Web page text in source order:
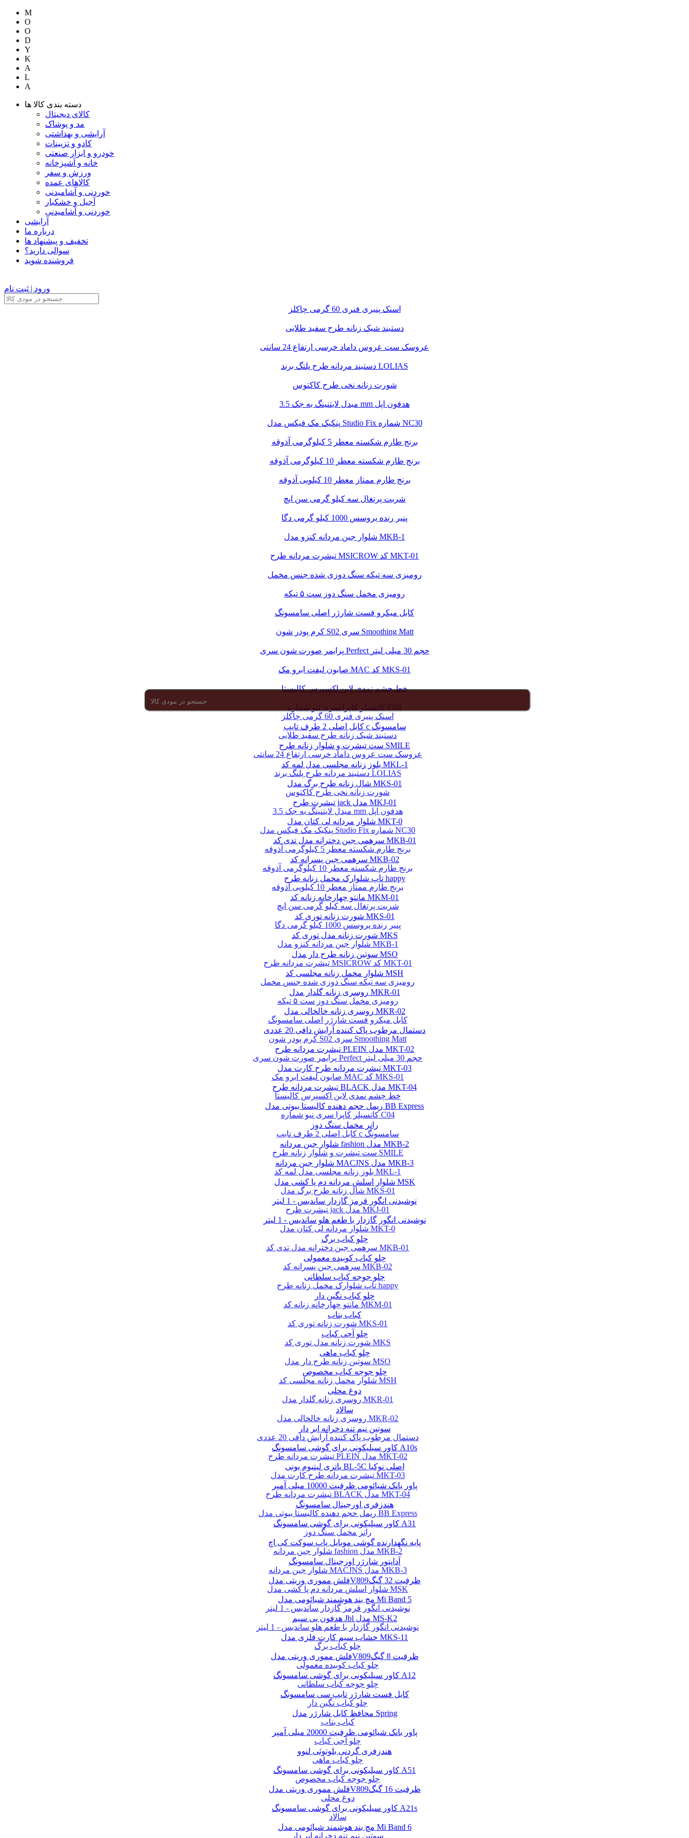
اسنک پنیری فنری 60 گرمی چاکلز
دستبند شیک زنانه طرح سفید طلایی
عروسک ست عروس داماد خرسی ارتفاع 24 سانتی
دستبند مردانه طرح پلنگ برند LOLIAS
شورت زنانه نخی طرح کاکتوس
مبدل لایتنینگ به جک 3.5 mm هدفون اپل
پنکیک مک فیکس مدل Studio Fix شماره NC30
برنج طارم شکسته معطر 5 کیلوگرمی آذوقه
برنج طارم شکسته معطر 10 کیلوگرمی آذوقه
برنج طارم ممتاز معطر 10 کیلویی آذوقه
شربت پرتغال سه کیلو گرمی سن ایچ
پنیر رنده پروسس 1000 کیلو گرمی دگا
شلوار جین مردانه کنزو مدل MKB-1
تیشرت مردانه طرح MSICROW کد MKT-01
رومیزی سه تیکه سنگ دوزی شده جنس مخمل
رومیزی مخمل سنگ دوز ست ۵ تیکه
کابل میکرو فست شارژر اصلی سامسونگ
کرم پودر شون S02 سری Smoothing Matt
پرایمر صورت شون سری Perfect حجم 30 میلی لیتر
صابون لیفت ابرو مک MAC کد MKS-01
خط چشم نمدی لاین اکسپرس کالیستا
کانسیلر کاپرا سری نیو شماره C04
کابل اصلی 2 طرف تایپ c سامسونگ
ست تیشرت و شلوار زنانه طرح SMILE
بلوز زنانه مجلسی مدل لمه کد MKL-1
شال زنانه طرح برگ مدل MKS-01
تیشرت طرح jack مدل MKJ-01
شلوار مردانه لی کتان مدل MKT-0
سرهمی جین دخترانه مدل تدی کد MKB-01
سرهمی جین پسرانه کد MKB-02
تاپ شلوارک مخمل زنانه طرح happy
مانتو چهارخانه زنانه کد MKM-01
شورت زنانه توری کد MKS-01
شورت زنانه مدل توری کد MKS
سوتین زنانه طرح دار مدل MSO
شلوار مخمل زنانه مجلسی کد MSH
روسری زنانه گلدار مدل MKR-01
روسری زنانه خالخالی مدل MKR-02
دستمال مرطوب پاک کننده آرایش دافی 20 عددی
تیشرت مردانه طرح PLEIN مدل MKT-02
تیشرت مردانه طرح کارت مدل MKT-03
تیشرت مردانه طرح BLACK مدل MKT-04
ریمل حجم دهنده کالیستا بیوتی مدل BB Express
رانر مخمل سنگ دوز
شلوار جین مردانه fashion مدل MKB-2
شلوار جین مردانه MACJNS مدل MKB-3
شلوار اسلش مردانه دم پا کشی مدل MSK
نوشیدنی انگور قرمز گازدار ساندیس - 1 لیتر
نوشیدنی انگور گازدار با طعم هلو ساندیس - 1 لیتر
چلو کباب برگ
چلو کباب کوبیده معمولی
چلو جوجه کباب سلطانی
چلو کباب نگین دار
کباب بناب
چلو آجی کباب
چلو کباب ماهی
چلو جوجه کباب مخصوص
دوغ محلی
سالاد
سوتین نیم تنه دخرانه ابر دار
M
O
O
D
Y
K
A
L
A
دسته بندی کالا ها
کالای دیجیتال
مد و پوشاک
آرایشی و بهداشتی
کادو و تزیینات
خودرو و ابزار صنعتی
خانه و آشپزخانه
ورزش و سفر
کالاهای عمده
خوردنی و آشامیدنی
آجیل و خشکبار
خوردنی و آشامیدنی
آرایشی
درباره ما
تخفیف و پیشنهاد ها
سوالی دارید؟
فروشنده شوید
ورود | ثبت نام
اسنک پنیری فنری 60 گرمی چاکلز
دستبند شیک زنانه طرح سفید طلایی
عروسک ست عروس داماد خرسی ارتفاع 24 سانتی
دستبند مردانه طرح پلنگ برند LOLIAS
شورت زنانه نخی طرح کاکتوس
مبدل لایتنینگ به جک 3.5 mm هدفون اپل
پنکیک مک فیکس مدل Studio Fix شماره NC30
برنج طارم شکسته معطر 5 کیلوگرمی آذوقه
برنج طارم شکسته معطر 10 کیلوگرمی آذوقه
برنج طارم ممتاز معطر 10 کیلویی آذوقه
شربت پرتغال سه کیلو گرمی سن ایچ
پنیر رنده پروسس 1000 کیلو گرمی دگا
شلوار جین مردانه کنزو مدل MKB-1
تیشرت مردانه طرح MSICROW کد MKT-01
رومیزی سه تیکه سنگ دوزی شده جنس مخمل
رومیزی مخمل سنگ دوز ست ۵ تیکه
کابل میکرو فست شارژر اصلی سامسونگ
کرم پودر شون S02 سری Smoothing Matt
پرایمر صورت شون سری Perfect حجم 30 میلی لیتر
صابون لیفت ابرو مک MAC کد MKS-01
خط چشم نمدی لاین اکسپرس کالیستا
کانسیلر کاپرا سری نیو شماره C04
کابل اصلی 2 طرف تایپ c سامسونگ
ست تیشرت و شلوار زنانه طرح SMILE
بلوز زنانه مجلسی مدل لمه کد MKL-1
شال زنانه طرح برگ مدل MKS-01
تیشرت طرح jack مدل MKJ-01
شلوار مردانه لی کتان مدل MKT-0
سرهمی جین دخترانه مدل تدی کد MKB-01
سرهمی جین پسرانه کد MKB-02
تاپ شلوارک مخمل زنانه طرح happy
مانتو چهارخانه زنانه کد MKM-01
شورت زنانه توری کد MKS-01
شورت زنانه مدل توری کد MKS
سوتین زنانه طرح دار مدل MSO
شلوار مخمل زنانه مجلسی کد MSH
روسری زنانه گلدار مدل MKR-01
روسری زنانه خالخالی مدل MKR-02
دستمال مرطوب پاک کننده آرایش دافی 20 عددی
تیشرت مردانه طرح PLEIN مدل MKT-02
تیشرت مردانه طرح کارت مدل MKT-03
تیشرت مردانه طرح BLACK مدل MKT-04
ریمل حجم دهنده کالیستا بیوتی مدل BB Express
رانر مخمل سنگ دوز
شلوار جین مردانه fashion مدل MKB-2
شلوار جین مردانه MACJNS مدل MKB-3
شلوار اسلش مردانه دم پا کشی مدل MSK
نوشیدنی انگور قرمز گازدار ساندیس - 1 لیتر
نوشیدنی انگور گازدار با طعم هلو ساندیس - 1 لیتر
چلو کباب برگ
چلو کباب کوبیده معمولی
چلو جوجه کباب سلطانی
چلو کباب نگین دار
کباب بناب
چلو آجی کباب
چلو کباب ماهی
چلو جوجه کباب مخصوص
دوغ محلی
سالاد
سوتین نیم تنه دخرانه ابر دار
کاور سیلیکونی برای گوشی سامسونگ A10s
باتری لیتیوم یونی BL-5C اصلی نوکیا
پاور بانک شیائومی ظرفیت 10000 میلی آمپر
هندزفری اورجینال سامسونگ
کاور سیلیکونی برای گوشی سامسونگ A31
پایه نگهدارنده گوشی موبایل پاپ سوکت کی اچ
آداپتور شارژر اورجینال سامسونگ
فلش مموری وریتی مدلV809ظرفیت 32 گیگ
مچ بند هوشمند شیائومی مدل Mi Band 5
هدفون بی سیم Jbl مدل MS-K2
خشاب سیم کارت فلزی مدل MKS-11
فلش مموری وریتی مدلV809ظرفیت 8 گیگ
کاور سیلیکونی برای گوشی سامسونگ A12
کابل فست شارژر تایپ سی سامسونگ
محافظ کابل شارژر مدل Spring
پاور بانک شیائومی ظرفیت 20000 میلی آمپر
هندزفری گردنی بلوتوثی لنوو
کاور سیلیکونی برای گوشی سامسونگ A51
فلش مموری وریتی مدلV809ظرفیت 16 گیگ
کاور سیلیکونی برای گوشی سامسونگ A21s
مچ بند هوشمند شیائومی مدل Mi Band 6